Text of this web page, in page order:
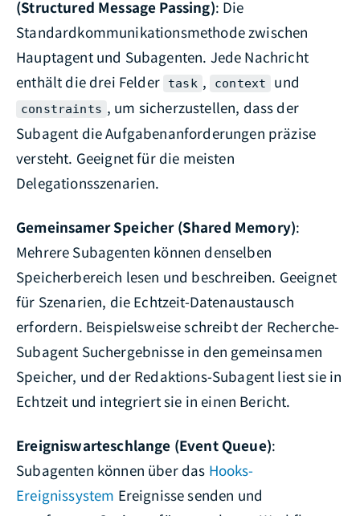
(Structured Message Passing): Die
Standardkommunikationsmethode zwischen
Hauptagent und Subagenten. Jede Nachricht
enthält die drei Felder
task , context und
constraints , um sicherzustellen, dass der
Subagent die Aufgabenanforderungen präzise
versteht. Geeignet für die meisten
Delegationsszenarien.
Gemeinsamer Speicher (Shared Memory):
Mehrere Subagenten können denselben
Speicherbereich lesen und beschreiben. Geeignet
für Szenarien, die Echtzeit-Datenaustausch
erfordern. Beispielsweise schreibt der Recherche-
Subagent Suchergebnisse in den gemeinsamen
Speicher, und der Redaktions-Subagent liest sie in
Echtzeit und integriert sie in einen Bericht.
Ereigniswarteschlange (Event Queue):
Subagenten können über das Hooks-
Ereignissystem Ereignisse senden und